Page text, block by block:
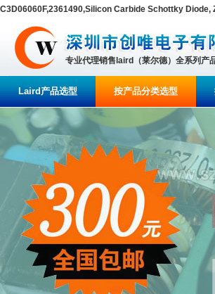
C3D06060F,2361490,Silicon Carbide Schottky Diode,
专业代理销售laird（莱尔德）全系列产
Laird产品选型 按产品分类选型